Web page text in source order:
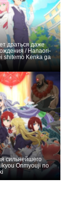
драться даже
/ Hanaori-
shitemo Kenka ga
сильнейшего
Onmyouji no